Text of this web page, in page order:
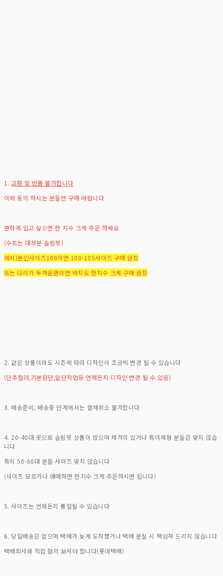
1.교환 및 반품 불가합니다
이에 동의 하시는 분들만 구매 바랍니다
편하게 입고 싶으면 한 치수 크게 주문 하세요
(수트는 대부분 슬림핏)
예시)본인사이즈100이면 100-105사이즈 구매 권장
또는 다리가 두꺼운편이면 바지도 한치수 크게 구매 권장
2. 같은 상품이라도 시즌에 따라 디자인이 조금씩 변경 될 수 있습니다
(단추컬러,기본원단,밑단작업등 언제든지 디자인 변경 될 수 있음)
3. 배송준비, 배송중 단계에서는 결체취소 불가합니다
4. 20-40대 옷으로 슬림핏 상품이 많으며 체격이 있거나 특이체형 분들은 맞지 않습
니다
특히 50-60대 분들 사이즈 맞지 않습니다
(사이즈 모르거나 애매하면 한치수 크게 주문하시면 됩니다)
5. 사이즈는 언제든지 품절될 수 있습니다
6. 당일배송은 없으며 택배가 늦게 도착했거나 택배 분실 시 책임져 드리지 않습니다
택배회사와 직접 협의 보셔야 합니다(롯데택배)